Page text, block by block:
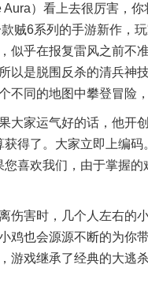
）看上去很厉害，你
贼6系列的手游新作，
似乎在报复雷风之前不
以是脱围反杀的清兵神
不同的地图中攀登冒险
家运气好的话，他开
获得了。大家立即上编
喜欢我们，由于掌握
害时，几个人左右的
鸡也会源源不断的为你
游戏继承了经典的大逃